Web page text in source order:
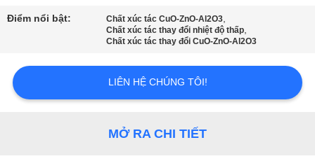
CHẤT
LƯỢNG
Điểm nổi bật: Chất xúc tác CuO-ZnO-Al2O3,
Chất xúc tác thay đổi nhiệt độ thấp,
Chất xúc tác thay đổi CuO-ZnO-Al2O3
LIÊN HỆ CHÚNG TÔI!
MỞ RA CHI TIẾT